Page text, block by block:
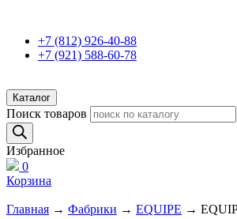
+7 (812) 926-40-88
+7 (921) 588-60-78
Каталог
Поиск товаров
Избранное
0
Корзина
Главная → Фабрики → EQUIPE →